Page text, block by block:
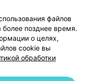
cookie
данных
файлов
более позднее время.
о целях,
cookie вы
обработки